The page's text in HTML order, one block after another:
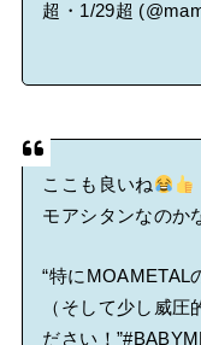
超・1/29超
ここも良いね
モアシタンなのか
“特にMOAMETAL
（そして少し威
ださい！”